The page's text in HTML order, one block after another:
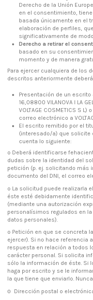
Derecho de la Unión
en el consentimiento,
basada únicamente en el
elaboración de perfiles,
significativamente de
Derecho a retirar el
basado en su
momento y de manera
Para ejercer cualquiera de los
descritos anteriormente
Presentación de un escrito
16,08800 VILANOVA I LA
VOLTAGE COSMETICS S
correo electrónico a
El escrito remitido por el
(interesado/a) que solicite
cuenta lo siguiente:
o Deberá identificarse
dudas sobre la identidad del
petición (p. ej. solicitando más
documento del DNI, el correo
o La solicitud puede realizarla
éste esté debidamente
(mediante una autorización
personalísimos regulados en
datos personales).
o Petición en que se concreta
ejercer). Si no hace referencia
respuesta en relación a todos
carácter personal. Si solicita
sólo la información de éste. Si
haga por escrito y se le
la que tiene que enviarlo.
o Dirección postal o